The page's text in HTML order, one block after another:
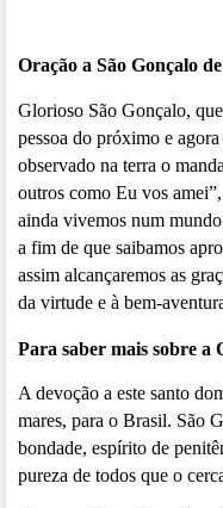
Oração a São Gonçalo
Glorioso São Gonçalo,
pessoa do próximo e
observado na terra o
outros como Eu vos
ainda vivemos num
a fim de que saibamos
assim alcançaremos as
da virtude e à bem-
Para saber mais sobre a
A devoção a este santo
mares, para o Brasil. São
bondade, espírito de
pureza de todos que o